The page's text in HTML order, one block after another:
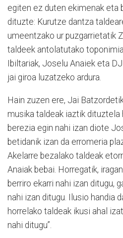
egiten ez duten ekimenak eta
dituzte: Kurutze dantza
umeentzako ur puzgarrietatik
taldeek antolatutako
Ibiltariak, Joselu Anaiek eta
jai giroa luzatzeko ardura.
Hain zuzen ere, Jai
musika taldeak iaztik dituztela
berezia egin nahi izan diote
betidanik izan da erromeria
Akelarre bezalako taldeak
Anaiak bebai. Horregatik,
berriro ekarri nahi izan ditugu,
nahi izan ditugu. Ilusio handia
horrelako taldeak ikusi ahal
nahi ditugu”.